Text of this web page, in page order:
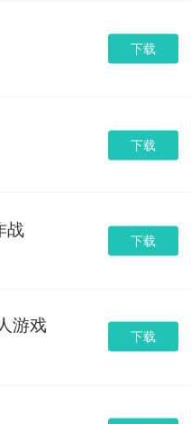
下载
下载
下载
战
下载
游戏